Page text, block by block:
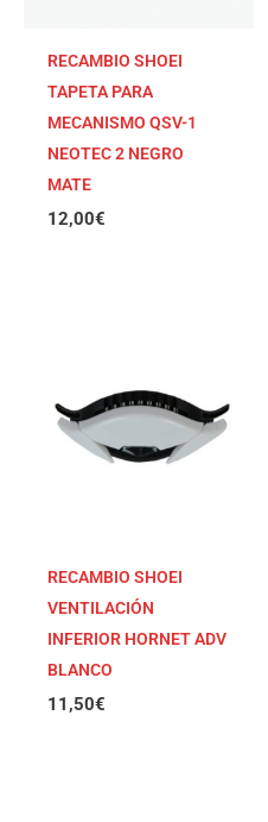
RECAMBIO SHOEI
TAPETA PARA
MECANISMO QSV-1
NEOTEC 2 NEGRO
MATE
12,00€
RECAMBIO SHOEI
VENTILACIÓN
INFERIOR HORNET ADV
BLANCO
11,50€